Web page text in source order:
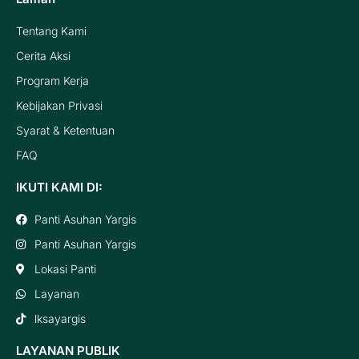
Tentang Kami
Cerita Aksi
Program Kerja
Kebijakan Privasi
Syarat & Ketentuan
FAQ
IKUTI KAMI DI:
Panti Asuhan Yargis
Panti Asuhan Yargis
Lokasi Panti
Layanan
lksayargis
LAYANAN PUBLIK